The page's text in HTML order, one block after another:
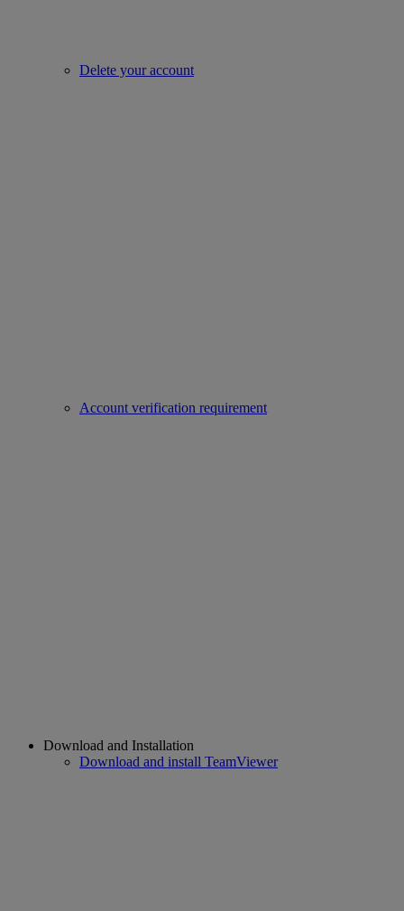
Delete your account
Account verification requirement
Download and Installation
Download and install TeamViewer